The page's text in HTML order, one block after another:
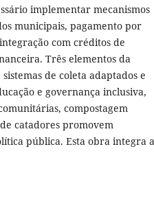
implementar mecanismos
municipais, pagamento por
com créditos de
Três elementos da
de coleta adaptados e
e governança inclusiva,
compostagem
catadores promovem
pública. Esta obra integra a